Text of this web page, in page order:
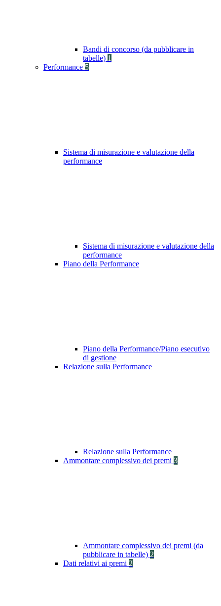
Bandi di concorso (da pubblicare in
tabelle) 1
Performance 5
Sistema di misurazione e valutazione della
performance
Sistema di misurazione e valutazione della
performance
Piano della Performance
Piano della Performance/Piano esecutivo
di gestione
Relazione sulla Performance
Relazione sulla Performance
Ammontare complessivo dei premi 3
Ammontare complessivo dei premi (da
pubblicare in tabelle) 2
Dati relativi ai premi 2